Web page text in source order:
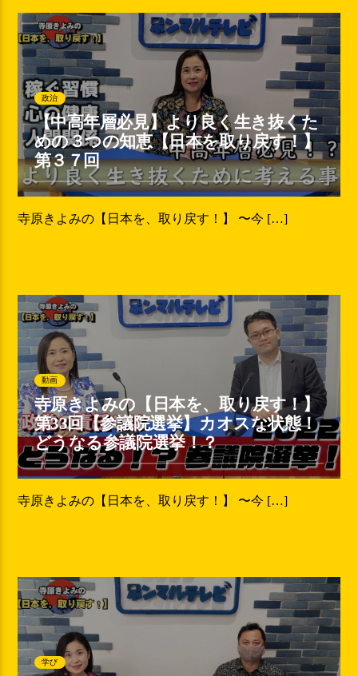
政治
【中高年層必見】より良く生き抜くた
めの３つの知恵【日本を取り戻す！】
第３７回
寺原きよみの【日本を、取り戻す！】 〜今 […]
動画
寺原きよみの【日本を、取り戻す！】
第33回【参議院選挙】カオスな状態！
どうなる参議院選挙！？
寺原きよみの【日本を、取り戻す！】 〜今 […]
学び